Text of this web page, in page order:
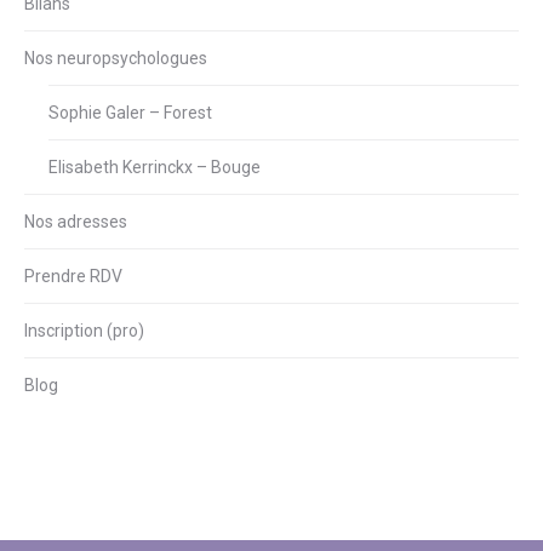
Nos neuropsychologues
Sophie Galer – Forest
Elisabeth Kerrinckx – Bouge
Nos adresses
Prendre RDV
Inscription (pro)
Blog